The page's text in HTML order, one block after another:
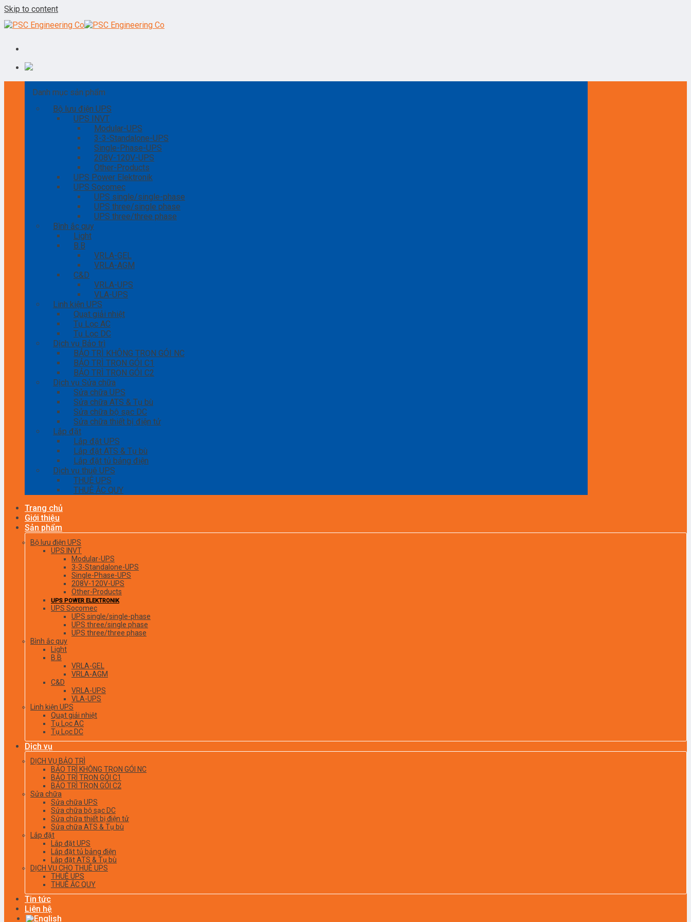
Skip to content
Danh mục sản phẩm
Bộ lưu điện UPS
UPS INVT
Modular-UPS
3-3-Standalone-UPS
Single-Phase-UPS
208V-120V-UPS
Other-Products
UPS Power Elektronik
UPS Socomec
UPS single/single-phase
UPS three/single phase
UPS three/three phase
Bình ắc quy
Light
B.B
VRLA-GEL
VRLA-AGM
C&D
VRLA-UPS
VLA-UPS
Linh kiện UPS
Quạt giải nhiệt
Tụ Lọc AC
Tụ Lọc DC
Dịch vụ Bảo trì
BẢO TRÌ KHÔNG TRỌN GÓI NC
BẢO TRÌ TRỌN GÓI C1
BẢO TRÌ TRỌN GÓI C2
Dịch vụ Sửa chữa
Sửa chữa UPS
Sửa chữa ATS & Tụ bù
Sửa chữa bộ sạc DC
Sửa chữa thiết bị điện tử
Lắp đặt
Lắp đặt UPS
Lắp đặt ATS & Tụ bù
Lắp đặt tủ bảng điện
Dịch vụ thuê UPS
THUÊ UPS
THUÊ ẮC QUY
Trang chủ
Giới thiệu
Sản phẩm
Bộ lưu điện UPS
UPS INVT
Modular-UPS
3-3-Standalone-UPS
Single-Phase-UPS
208V-120V-UPS
Other-Products
UPS POWER ELEKTRONIK
UPS Socomec
UPS single/single-phase
UPS three/single phase
UPS three/three phase
Bình ắc quy
Light
B.B
VRLA-GEL
VRLA-AGM
C&D
VRLA-UPS
VLA-UPS
Linh kiện UPS
Quạt giải nhiệt
Tụ Lọc AC
Tụ Lọc DC
Dịch vụ
DỊCH VỤ BẢO TRÌ
BẢO TRÌ KHÔNG TRỌN GÓI NC
BẢO TRÌ TRỌN GÓI C1
BẢO TRÌ TRỌN GÓI C2
Sửa chữa
Sửa chữa UPS
Sửa chữa bộ sạc DC
Sửa chữa thiết bị điện tử
Sửa chữa ATS & Tụ bù
Lắp đặt
Lắp đặt UPS
Lắp đặt tủ bảng điện
Lắp đặt ATS & Tụ bù
DỊCH VỤ CHO THUÊ UPS
THUÊ UPS
THUÊ ẮC QUY
Tin tức
Liên hệ